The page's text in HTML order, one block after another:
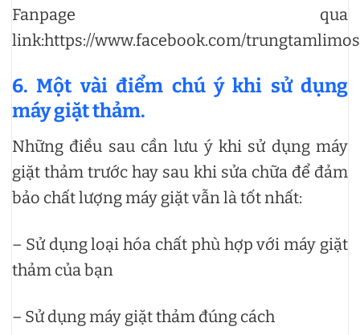
Fanpage qua
link:https://www.facebook.com/
6. Một vài điểm chú ý khi sử dụng
máy giặt thảm.
Những điều sau cần lưu ý khi sử dụng máy
giặt thảm trước hay sau khi sửa chữa để đảm
bảo chất lượng máy giặt vẫn là tốt nhất:
– Sử dụng loại hóa chất phù hợp với máy giặt
thảm của bạn
– Sử dụng máy giặt thảm đúng cách